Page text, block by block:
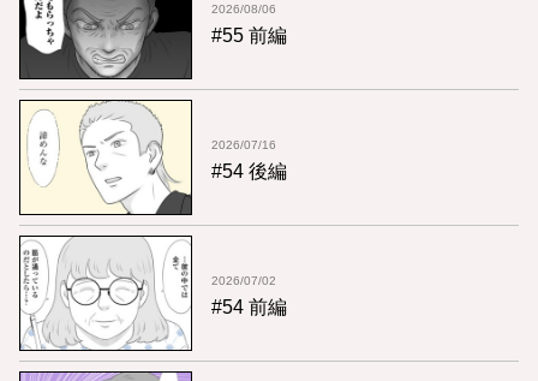
2026/08/06
#55 前編
2026/07/16
#54 後編
2026/07/02
#54 前編